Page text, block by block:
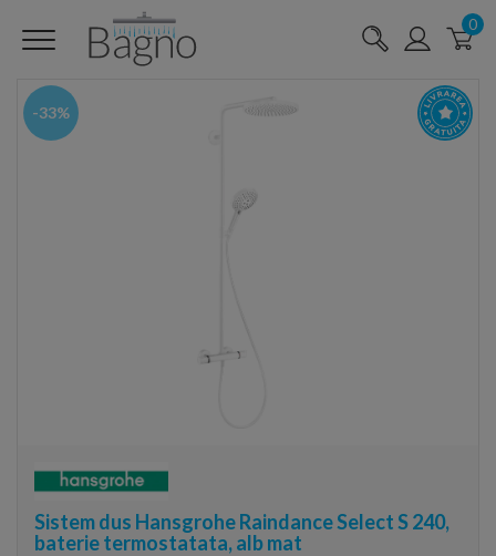
0
-33%
Sistem dus Hansgrohe Raindance Select S 240,
baterie termostatata, alb mat